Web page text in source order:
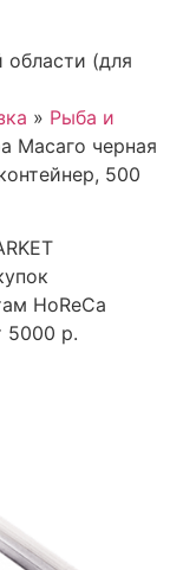
области (для
» Рыба и
Масаго черная
500
HoReCa
5000 р.